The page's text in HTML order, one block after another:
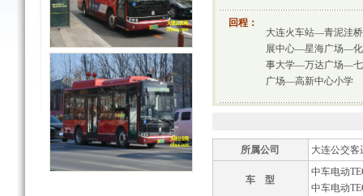
回程：
大连火车站—青泥洼
展中心—星海广场—
事大学—万达广场—
广场—高新中心小学
所属公司 大连公交客
车 型
中车电动
中车电动